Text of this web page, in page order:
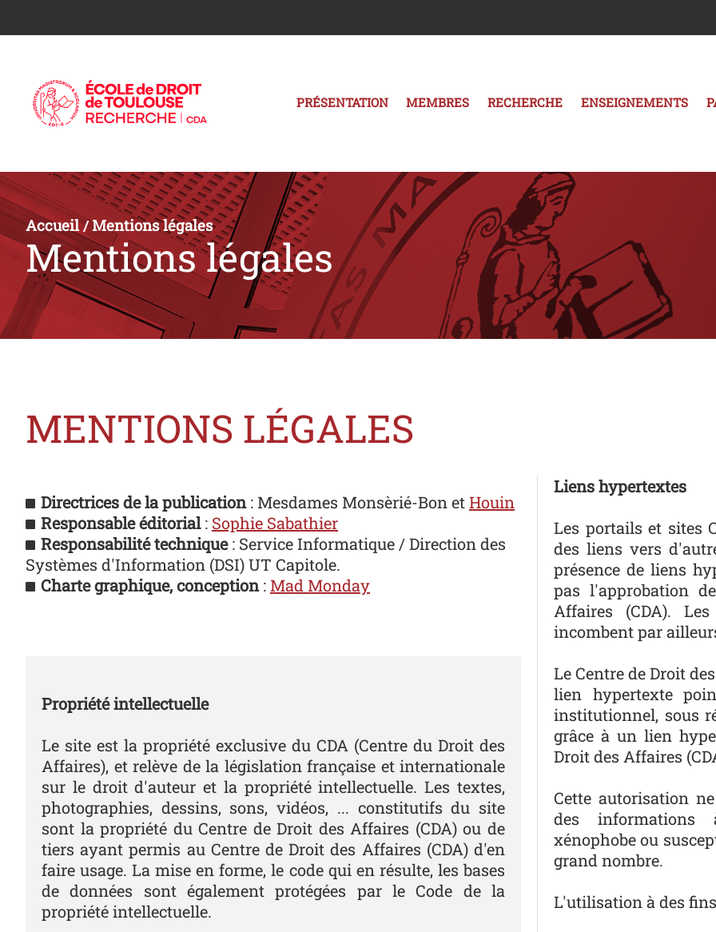
PRÉSENTATION MEMBRES RECHERCHE ENSEIGNEMENTS
Accueil/Mentions légales
Mentions légales
MENTIONS LÉGALES
Directrices de la publication: Mesdames Monsèrié-BonetHouin
Responsable éditorial: Sophie Sabathier
Responsabilité technique: Service Informatique / Direction des
Systèmes d'Information (DSI) UT Capitole.
Charte graphique, conception: Mad Monday
Propriété intellectuelle
Le site est la propriété exclusive du CDA (Centre du Droit des
Affaires), et relève de la législation française et internationale
sur le droit d'auteur et la propriété intellectuelle. Les textes,
photographies, dessins, sons, vidéos, ... constitutifs du site
sont la propriété du Centre de Droit des Affaires (CDA) ou de
tiers ayant permis au Centre de Droit des Affaires (CDA) d'en
faire usage. La mise en forme, le code qui en résulte, les bases
de données sont également protégées par le Code de la
propriété intellectuelle.
Liens hypertextes
Les portails et sites
des liens vers
présence de liens
pas l'approbation
Affaires (CDA).
incombent par
Le Centre de Droit
lien hypertexte
institutionnel, sous
grâce à un lien
Droit des Affaires
Cette autorisation
des informations
xénophobe ou
grand nombre.
L'utilisation à des